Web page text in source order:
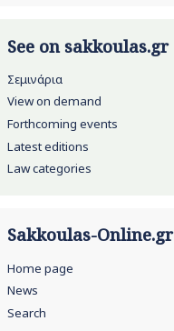
See on sakkoulas.gr
Σεμινάρια
View on demand
Forthcoming events
Latest editions
Law categories
Sakkoulas-Online.gr
Home page
News
Search